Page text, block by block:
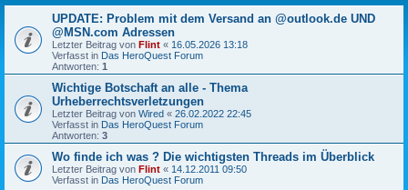
UPDATE: Problem mit dem Versand an @outlook.de UND
@MSN.com Adressen
Letzter Beitrag von Flint « 16.05.2026 13:18
Verfasst in Das HeroQuest Forum
Antworten: 1
Wichtige Botschaft an alle - Thema
Urheberrechtsverletzungen
Letzter Beitrag von Wired « 26.02.2022 22:45
Verfasst in Das HeroQuest Forum
Antworten: 3
Wo finde ich was ? Die wichtigsten Threads im Überblick
Letzter Beitrag von Flint « 14.12.2011 09:50
Verfasst in Das HeroQuest Forum